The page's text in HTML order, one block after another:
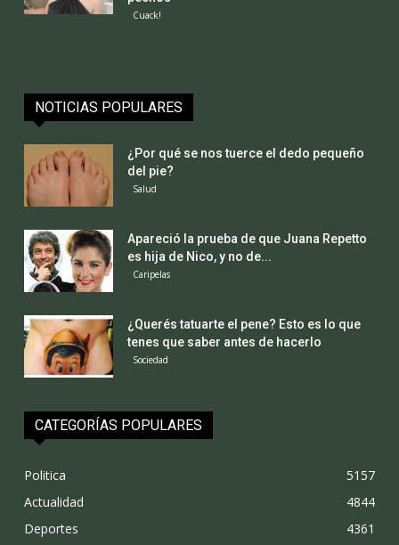
Cuack!
NOTICIAS POPULARES
¿Por qué se nos tuerce el dedo pequeño
del pie?
Salud
Apareció la prueba de que Juana Repetto
es hija de Nico, y no de...
Caripelas
¿Querés tatuarte el pene? Esto es lo que
tenes que saber antes de hacerlo
Sociedad
CATEGORÍAS POPULARES
Politica
5157
Actualidad
4844
Deportes
4361